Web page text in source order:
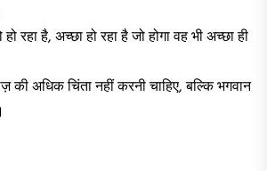
है, अच्छा हो रहा है जो होगा वह भी अच्छा ही
की अधिक चिंता नहीं करनी चाहिए, बल्कि भगवान